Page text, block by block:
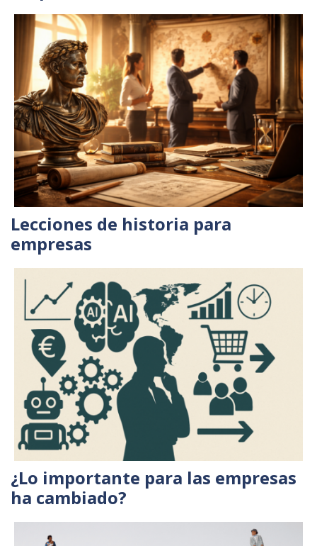
Lecciones de historia para
empresas
¿Lo importante para las empresas
ha cambiado?